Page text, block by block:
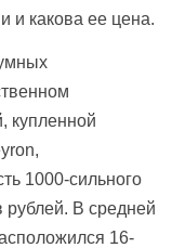
и какова ее цена.
купленной
1000-сильного
рублей. В средней
16-